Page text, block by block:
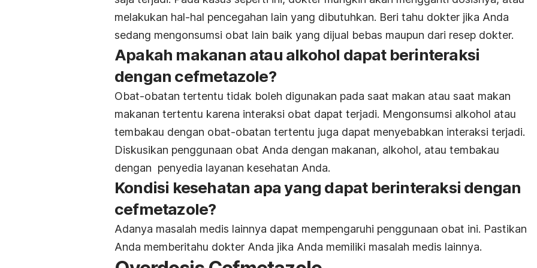
melakukan hal-hal pencegahan lain yang dibutuhkan. Beri tahu dokter jika Anda
sedang mengonsumsi obat lain baik yang dijual bebas maupun dari resep dokter.
Apakah makanan atau alkohol dapat berinteraksi
dengan cefmetazole?
Obat-obatan tertentu tidak boleh digunakan pada saat makan atau saat makan
makanan tertentu karena interaksi obat dapat terjadi. Mengonsumsi alkohol atau
tembakau dengan obat-obatan tertentu juga dapat menyebabkan interaksi terjadi.
Diskusikan penggunaan obat Anda dengan makanan, alkohol, atau tembakau
dengan penyedia layanan kesehatan Anda.
Kondisi kesehatan apa yang dapat berinteraksi dengan
cefmetazole?
Adanya masalah medis lainnya dapat mempengaruhi penggunaan obat ini. Pastikan
Anda memberitahu dokter Anda jika Anda memiliki masalah medis lainnya.